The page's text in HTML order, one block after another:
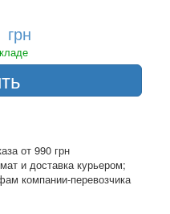
грн
от 990 грн
и доставка курьером;
компании-перевозчика